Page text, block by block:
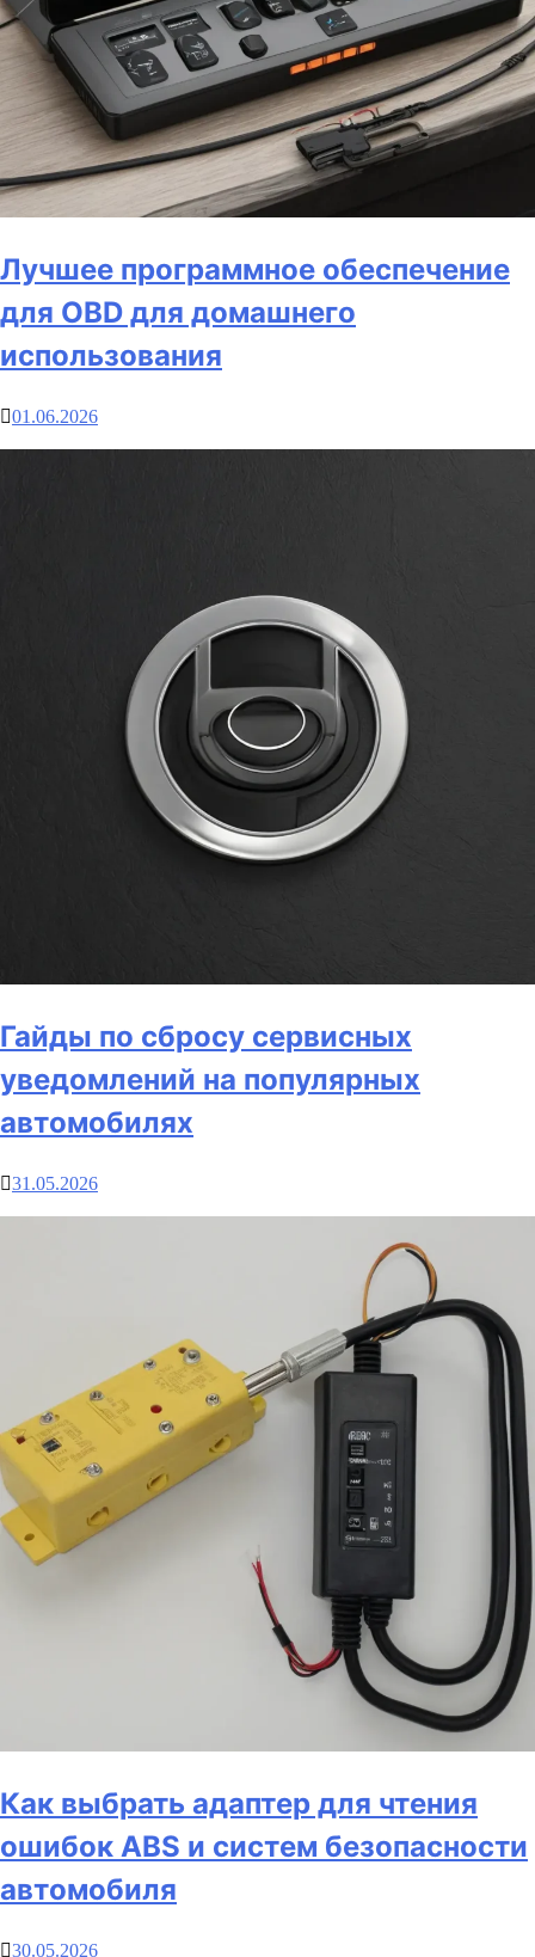
Лучшее программное обеспечение
для OBD для домашнего
использования
01.06.2026
Гайды по сбросу сервисных
уведомлений на популярных
автомобилях
31.05.2026
Как выбрать адаптер для чтения
ошибок ABS и систем безопасности
автомобиля
30.05.2026